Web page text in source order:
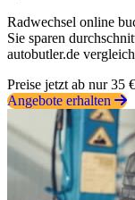
Radwechsel online
Sie sparen
autobutler.de
Preise jetzt ab nur 35
Angebote erhalten